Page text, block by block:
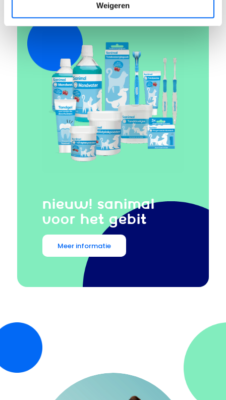
Weigeren
NIEUW! SANIMAL
VOOR HET GEBIT
Meer informatie